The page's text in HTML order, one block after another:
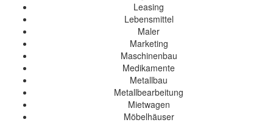
Leasing
Lebensmittel
Maler
Marketing
Maschinenbau
Medikamente
Metallbau
Metallbearbeitung
Mietwagen
Möbelhäuser